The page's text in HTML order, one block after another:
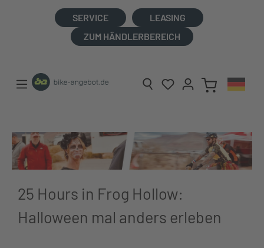
SERVICE
LEASING
ZUM HÄNDLERBEREICH
25 Hours in Frog Hollow:
Halloween mal anders erleben